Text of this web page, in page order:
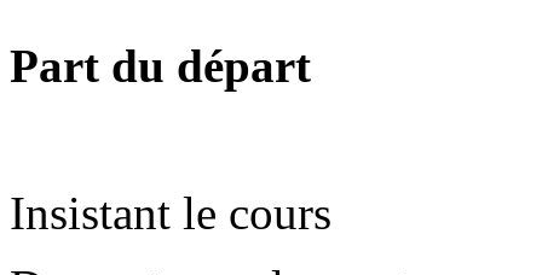
Part du départ
Insistant le cours